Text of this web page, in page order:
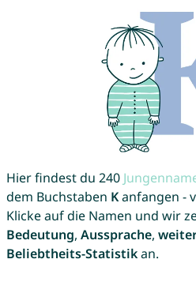
Hier findest du 240
dem Buchstaben Kanfangen -
Klicke auf die Namen und wir
Bedeutung, Aussprache,
Beliebtheits-Statistikan.